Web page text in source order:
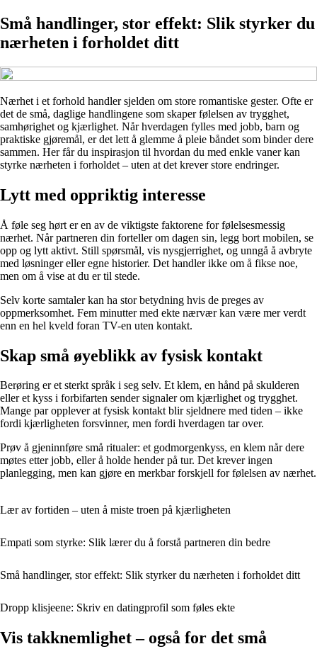
Små handlinger, stor effekt: Slik styrker du
nærheten i forholdet ditt
Nærhet i et forhold handler sjelden om store romantiske gester. Ofte er
det de små, daglige handlingene som skaper følelsen av trygghet,
samhørighet og kjærlighet. Når hverdagen fylles med jobb, barn og
praktiske gjøremål, er det lett å glemme å pleie båndet som binder dere
sammen. Her får du inspirasjon til hvordan du med enkle vaner kan
styrke nærheten i forholdet – uten at det krever store endringer.
Lytt med oppriktig interesse
Å føle seg hørt er en av de viktigste faktorene for følelsesmessig
nærhet. Når partneren din forteller om dagen sin, legg bort mobilen, se
opp og lytt aktivt. Still spørsmål, vis nysgjerrighet, og unngå å avbryte
med løsninger eller egne historier. Det handler ikke om å fikse noe,
men om å vise at du er til stede.
Selv korte samtaler kan ha stor betydning hvis de preges av
oppmerksomhet. Fem minutter med ekte nærvær kan være mer verdt
enn en hel kveld foran TV-en uten kontakt.
Skap små øyeblikk av fysisk kontakt
Berøring er et sterkt språk i seg selv. Et klem, en hånd på skulderen
eller et kyss i forbifarten sender signaler om kjærlighet og trygghet.
Mange par opplever at fysisk kontakt blir sjeldnere med tiden – ikke
fordi kjærligheten forsvinner, men fordi hverdagen tar over.
Prøv å gjeninnføre små ritualer: et godmorgenkyss, en klem når dere
møtes etter jobb, eller å holde hender på tur. Det krever ingen
planlegging, men kan gjøre en merkbar forskjell for følelsen av nærhet.
Lær av fortiden – uten å miste troen på kjærligheten
Empati som styrke: Slik lærer du å forstå partneren din bedre
Små handlinger, stor effekt: Slik styrker du nærheten i forholdet ditt
Dropp klisjeene: Skriv en datingprofil som føles ekte
Vis takknemlighet – også for det små